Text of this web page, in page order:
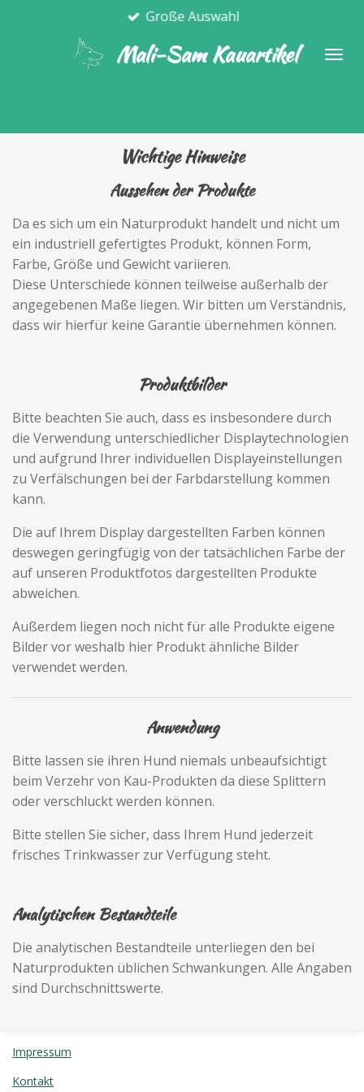
Mali-Sam Kauartikel
Große Auswahl
Wichtige Hinweise
Aussehen der Produkte
Da es sich um ein Naturprodukt handelt und nicht um
ein industriell gefertigtes Produkt, können Form,
Farbe, Größe und Gewicht variieren.
Diese Unterschiede können teilweise außerhalb der
angegebenen Maße liegen. Wir bitten um Verständnis,
dass wir hierfür keine Garantie übernehmen können.
Produktbilder
Bitte beachten Sie auch, dass es insbesondere durch
die Verwendung unterschiedlicher Displaytechnologien
und aufgrund Ihrer individuellen Displayeinstellungen
zu Verfälschungen bei der Farbdarstellung kommen
kann.
Die auf Ihrem Display dargestellten Farben können
deswegen geringfügig von der tatsächlichen Farbe der
auf unseren Produktfotos dargestellten Produkte
abweichen.
Außerdem liegen noch nicht für alle Produkte eigene
Bilder vor weshalb hier Produkt ähnliche Bilder
verwendet werden.
Anwendung
Bitte lassen sie ihren Hund niemals unbeaufsichtigt
beim Verzehr von Kau-Produkten da diese Splittern
oder verschluckt werden können.
Bitte stellen Sie sicher, dass Ihrem Hund jederzeit
frisches Trinkwasser zur Verfügung steht.
Analytischen Bestandteile
Die analytischen Bestandteile unterliegen den bei
Naturprodukten üblichen Schwankungen. Alle Angaben
sind Durchschnittswerte.
Impressum
Kontakt